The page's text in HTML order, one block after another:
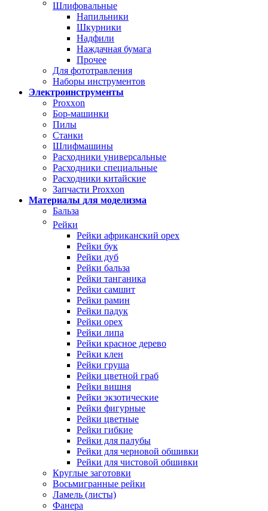
Шлифовальные
Напильники
Шкурники
Надфили
Наждачная бумага
Прочее
Для фототравления
Наборы инструментов
Электроинструменты
Proxxon
Бор-машинки
Пилы
Станки
Шлифмашины
Расходники универсальные
Расходники специальные
Расходники китайские
Запчасти Proxxon
Материалы для моделизма
Бальза
Рейки
Рейки африканский орех
Рейки бук
Рейки дуб
Рейки бальза
Рейки танганика
Рейки самшит
Рейки рамин
Рейки падук
Рейки орех
Рейки липа
Рейки красное дерево
Рейки клен
Рейки груша
Рейки цветной граб
Рейки вишня
Рейки экзотические
Рейки фигурные
Рейки цветные
Рейки гибкие
Рейки для палубы
Рейки для черновой обшивки
Рейки для чистовой обшивки
Круглые заготовки
Восьмигранные рейки
Ламель (листы)
Фанера